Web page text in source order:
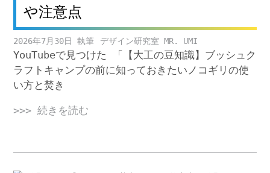
や注意点
2026年7月30日 デザイン研究室 MR. UMI
YouTubeで見つけた 「【大工の豆知識】ブッシュク
ラフトキャンプの前に知っておきたいノコギリの使
い方と焚き
>>> 続きを読む